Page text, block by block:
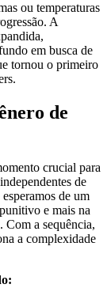
ou temperaturas
A
em busca de
tornou o primeiro
de
crucial para
de
de um
punitivo e mais na
Com a sequência,
a complexidade